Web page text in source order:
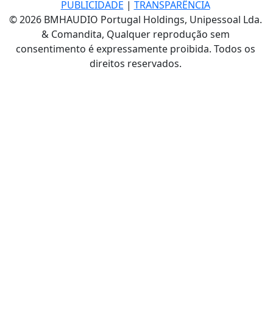
PUBLICIDADE | TRANSPARÊNCIA
© 2026 BMHAUDIO Portugal Holdings, Unipessoal Lda.
& Comandita, Qualquer reprodução sem
consentimento é expressamente proibida. Todos os
direitos reservados.